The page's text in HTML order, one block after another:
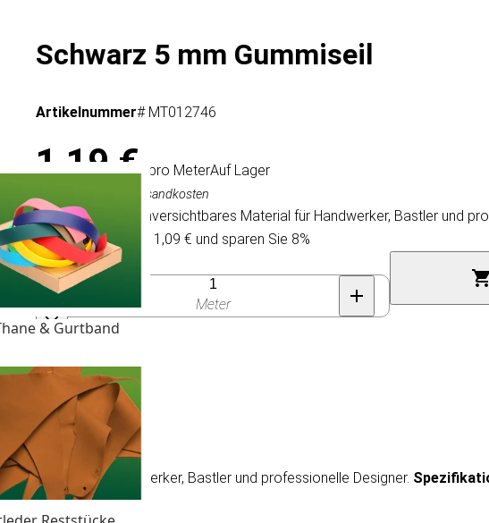
& Gurtband
Schwarz 5 mm Gummiseil
Artikelnummer# MT012746
1,19 €/ pro MeterAuf Lager
Inkl. MwSt., exkl. Versandkosten
Gummiband: ein unversichtbares Material für Handwerker, Bastler und
Kaufen Sie 100 für 1,09 € und sparen Sie 8%
Anzahl
Meter
Material für Handwerker, Bastler und professionelle Designer.